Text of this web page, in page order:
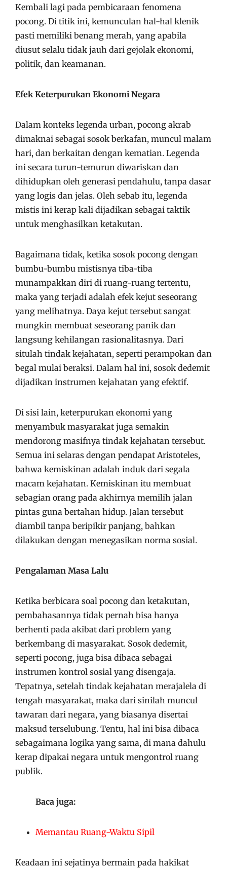
Kembali lagi pada pembicaraan fenomena
pocong. Di titik ini, kemunculan hal-hal klenik
pasti memiliki benang merah, yang apabila
diusut selalu tidak jauh dari gejolak ekonomi,
politik, dan keamanan.
Efek Keterpurukan Ekonomi Negara
Dalam konteks legenda urban, pocong akrab
dimaknai sebagai sosok berkafan, muncul malam
hari, dan berkaitan dengan kematian. Legenda
ini secara turun-temurun diwariskan dan
dihidupkan oleh generasi pendahulu, tanpa dasar
yang logis dan jelas. Oleh sebab itu, legenda
mistis ini kerap kali dijadikan sebagai taktik
untuk menghasilkan ketakutan.
Bagaimana tidak, ketika sosok pocong dengan
bumbu-bumbu mistisnya tiba-tiba
munampakkan diri di ruang-ruang tertentu,
maka yang terjadi adalah efek kejut seseorang
yang melihatnya. Daya kejut tersebut sangat
mungkin membuat seseorang panik dan
langsung kehilangan rasionalitasnya. Dari
situlah tindak kejahatan, seperti perampokan dan
begal mulai beraksi. Dalam hal ini, sosok dedemit
dijadikan instrumen kejahatan yang efektif.
Di sisi lain, keterpurukan ekonomi yang
menyambuk masyarakat juga semakin
mendorong masifnya tindak kejahatan tersebut.
Semua ini selaras dengan pendapat Aristoteles,
bahwa kemiskinan adalah induk dari segala
macam kejahatan. Kemiskinan itu membuat
sebagian orang pada akhirnya memilih jalan
pintas guna bertahan hidup. Jalan tersebut
diambil tanpa beripikir panjang, bahkan
dilakukan dengan menegasikan norma sosial.
Pengalaman Masa Lalu
Ketika berbicara soal pocong dan ketakutan,
pembahasannya tidak pernah bisa hanya
berhenti pada akibat dari problem yang
berkembang di masyarakat. Sosok dedemit,
seperti pocong, juga bisa dibaca sebagai
instrumen kontrol sosial yang disengaja.
Tepatnya, setelah tindak kejahatan merajalela di
tengah masyarakat, maka dari sinilah muncul
tawaran dari negara, yang biasanya disertai
maksud terselubung. Tentu, hal ini bisa dibaca
sebagaimana logika yang sama, di mana dahulu
kerap dipakai negara untuk mengontrol ruang
publik.
Baca juga:
Memantau Ruang-Waktu Sipil
Keadaan ini sejatinya bermain pada hakikat